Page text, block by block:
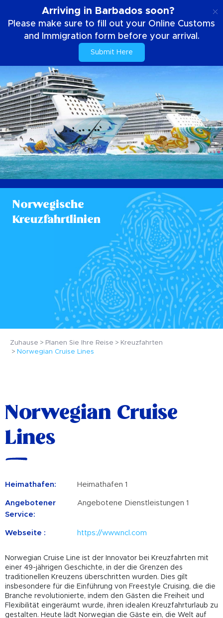
Arriving in Barbados soon?
Please make sure to fill out your Online Customs
and Immigration form before your arrival.
Submit Here
Norwegische
Kreuzfahrtlinien
Zuhause Planen Sie Ihre Reise
Kreuzfahrten
Norwegian Cruise Lines
Norwegian Cruise
Lines
Heimathafen: Heimathafen 1
Angebotener
Service:
Angebotene Dienstleistungen 1
Webseite : https://www.ncl.com
Norwegian Cruise Line ist der Innovator bei Kreuzfahrten mit
einer 49-jährigen Geschichte, in der die Grenzen des
traditionellen Kreuzens überschritten wurden. Dies gilt
insbesondere für die Einführung von Freestyle Cruising, die die
Branche revolutionierte, indem den Gästen die Freiheit und
Flexibilität eingeräumt wurde, ihren idealen Kreuzfahrturlaub zu
gestalten. Heute lädt Norwegian die Gäste ein, die Welt auf